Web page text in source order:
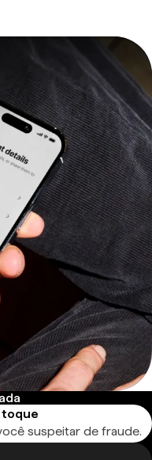
toque
suspeitar de fraude.